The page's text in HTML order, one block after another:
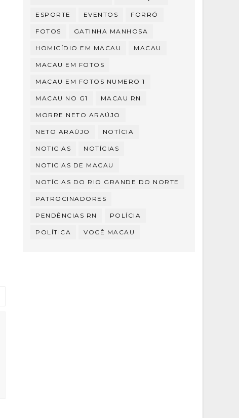
ESPORTE EVENTOS FORRÓ
FOTOS GATINHA MANHOSA
HOMICÍDIO EM MACAU MACAU
MACAU EM FOTOS
MACAU EM FOTOS NUMERO 1
MACAU NO G1 MACAU RN
MORRE NETO ARAÚJO
NETO ARAÚJO NOTÍCIA
NOTICIAS NOTÍCIAS
NOTICIAS DE MACAU
NOTÍCIAS DO RIO GRANDE DO NORTE
PATROCINADORES
PENDÊNCIAS RN POLÍCIA
POLÍTICA VOCÊ MACAU